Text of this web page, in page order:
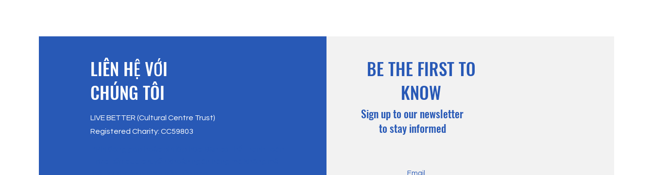
​LIÊN HỆ VỚI
CHÚNG TÔI
LIVE BETTER (Cultural Centre Trust)
Registered Charity: CC59803
BE THE FIRST TO
KNOW
Sign up to our newsletter
to stay informed